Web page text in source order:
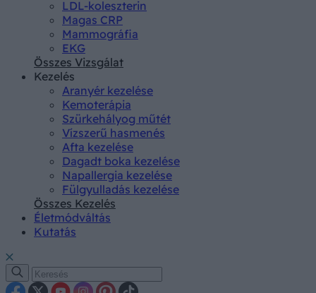
LDL-koleszterin
Magas CRP
Mammográfia
EKG
Összes Vizsgálat
Kezelés
Aranyér kezelése
Kemoterápia
Szürkehályog műtét
Vízszerű hasmenés
Afta kezelése
Dagadt boka kezelése
Napallergia kezelése
Fülgyulladás kezelése
Összes Kezelés
Életmódváltás
Kutatás